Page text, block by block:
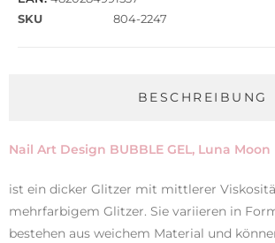
SKU
804-2247
BESCHREIBUNG
Nail Art Design BUBBLE GEL, Luna Moon
ist ein dicker Glitzer mit mittlerer
mehrfarbigem Glitzer. Sie variieren in
bestehen aus weichem Material und